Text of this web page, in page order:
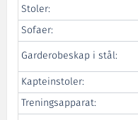
Stoler:
Sofaer:
Garderobeskap i stål:
Kapteinstoler:
Treningsapparat: